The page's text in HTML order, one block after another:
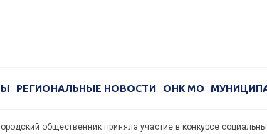
РЕГИОНАЛЬНЫЕ НОВОСТИ ОНК МО
общественник приняла участие в конкурсе